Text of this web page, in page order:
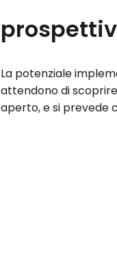
La potenziale
attendono di
aperto, e si prevede